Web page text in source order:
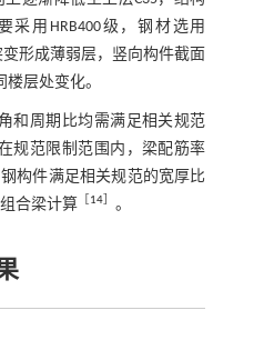
用HRB400级，钢材选用
形成薄弱层，竖向构件截面
层处变化。
和周期比均需满足相关规范
规范限制范围内，梁配筋率
构件满足相关规范的宽厚比
合梁计算［ 14］ 。